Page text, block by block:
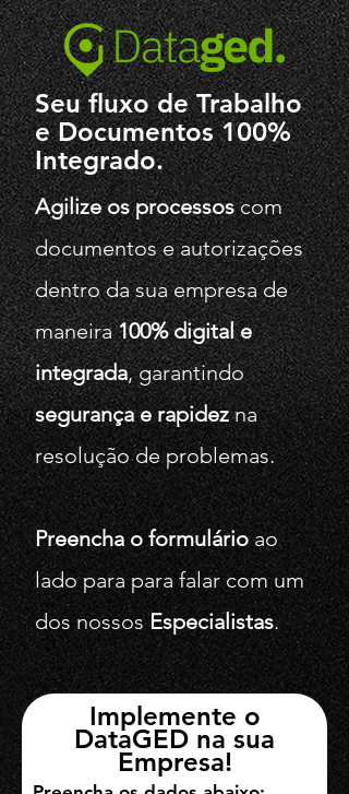
Seu fluxo de Trabalho
e Documentos 100%
Integrado.
Agilize os processoscom
documentos e autorizações
dentro da sua empresa de
maneira100% digital e
integrada, garantindo
segurança e rapidezna
resolução de problemas.
Preencha o formulárioao
lado para para falar com um
dos nossosEspecialistas.
Implemente o
DataGED na sua
Empresa!